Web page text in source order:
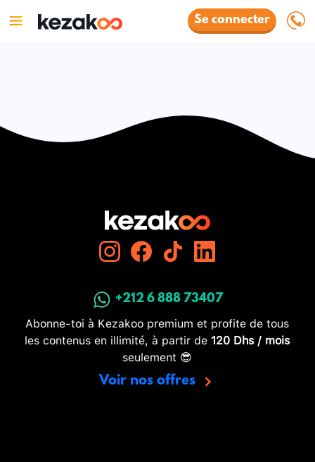
Se connecter
+212 6 888 73407
Abonne-toi à Kezakoo premium et profite de tous
les contenus en illimité, à partir de 120 Dhs / mois
seulement 😎
Voir nos offres